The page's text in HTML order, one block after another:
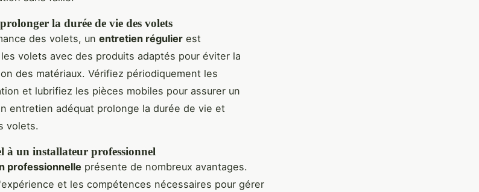
la durée de vie des volets
des volets, un entretien régulier est
volets avec des produits adaptés pour éviter la
des matériaux. Vérifiez périodiquement les
et lubrifiez les pièces mobiles pour assurer un
entretien adéquat prolonge la durée de vie et
volets.
à un installateur professionnel
professionnelle présente de nombreux avantages.
et les compétences nécessaires pour gérer